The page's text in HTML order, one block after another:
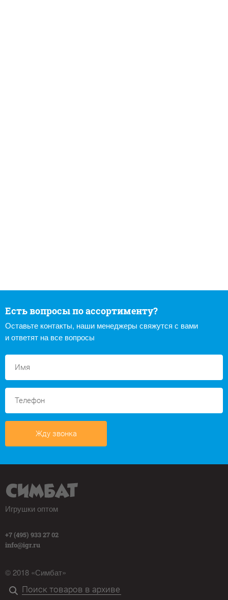
Есть вопросы по ассортименту?
Оставьте контакты, наши менеджеры свяжутся с вами
и ответят на все вопросы
Жду звонка
Игрушки оптом
+7 (495) 933 27 02
info@igr.ru
© 2018 «Симбат»